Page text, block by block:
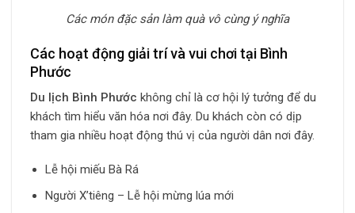
Các món đặc sản làm quà vô cùng ý nghĩa
Các hoạt động giải trí và vui chơi tại Bình
Phước
Du lịch Bình Phước không chỉ là cơ hội lý tưởng để du
khách tìm hiểu văn hóa nơi đây. Du khách còn có dịp
tham gia nhiều hoạt động thú vị của người dân nơi đây.
Lễ hội miếu Bà Rá
Người X’tiêng – Lễ hội mừng lúa mới